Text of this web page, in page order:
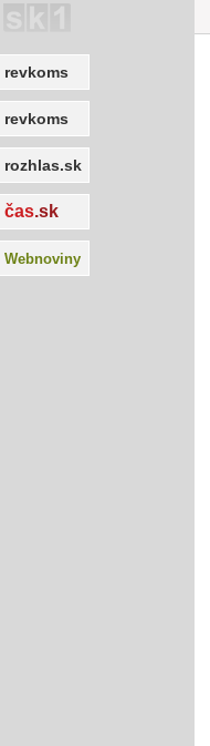
revkoms
revkoms
rozhlas.sk
čas.sk
Webnoviny